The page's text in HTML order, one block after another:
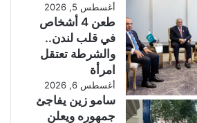
ع
ا
ل
ج
ز
ا
ئ
أغسطس 5, 2026
طعن 4 أشخاص
في قلب لندن..
والشرطة تعتقل
امرأة
أغسطس 6, 2026
سامو زين يفاجئ
جمهوره ويعلن